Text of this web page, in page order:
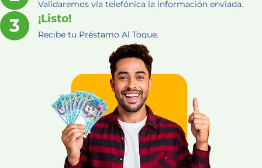
Validaremos vía telefónica la información enviada.
¡Listo!
Recibe tu Préstamo Al Toque.